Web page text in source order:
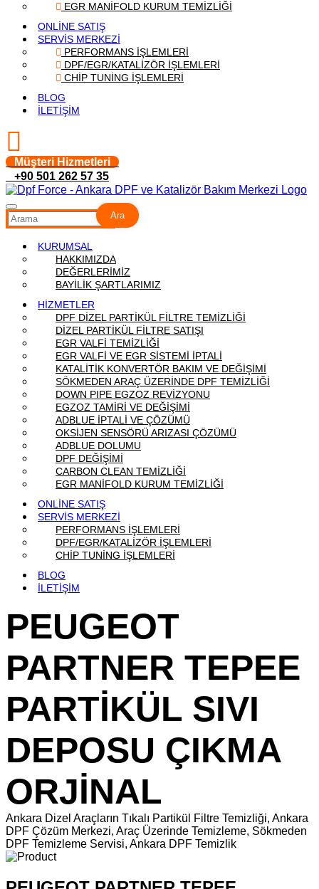
EGR MANİFOLD KURUM TEMİZLİĞİ
ONLİNE SATIŞ
SERVİS MERKEZİ
PERFORMANS İŞLEMLERİ
DPF/EGR/KATALİZÖR İŞLEMLERİ
CHİP TUNİNG İŞLEMLERİ
BLOG
İLETİŞİM
Müşteri Hizmetleri
+90 501 262 57 35
Ara
KURUMSAL
HAKKIMIZDA
DEĞERLERİMİZ
BAYİLİK ŞARTLARIMIZ
HİZMETLER
DPF DİZEL PARTİKÜL FİLTRE TEMİZLİĞİ
DİZEL PARTİKÜL FİLTRE SATIŞI
EGR VALFİ TEMİZLİĞİ
EGR VALFİ VE EGR SİSTEMİ İPTALİ
KATALİTİK KONVERTÖR BAKIM VE DEĞİŞİMİ
SÖKMEDEN ARAÇ ÜZERİNDE DPF TEMİZLİĞİ
DOWN PIPE EGZOZ REVİZYONU
EGZOZ TAMİRİ VE DEĞİŞİMİ
ADBLUE İPTALİ VE ÇÖZÜMÜ
OKSİJEN SENSÖRÜ ARIZASI ÇÖZÜMÜ
ADBLUE DOLUMU
DPF DEĞİŞİMİ
CARBON CLEAN TEMİZLİĞİ
EGR MANİFOLD KURUM TEMİZLİĞİ
ONLİNE SATIŞ
SERVİS MERKEZİ
PERFORMANS İŞLEMLERİ
DPF/EGR/KATALİZÖR İŞLEMLERİ
CHİP TUNİNG İŞLEMLERİ
BLOG
İLETİŞİM
PEUGEOT
PARTNER TEPEE
PARTİKÜL SIVI
DEPOSU ÇIKMA
ORJİNAL
Ankara Dizel Araçların Tıkalı Partikül Filtre Temizliği, Ankara
DPF Çözüm Merkezi, Araç Üzerinde Temizleme, Sökmeden
DPF Temizleme Servisi, Ankara DPF Temizlik